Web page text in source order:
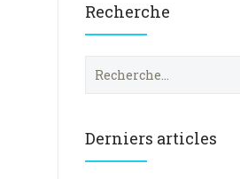
Recherche
e
Derniers articles